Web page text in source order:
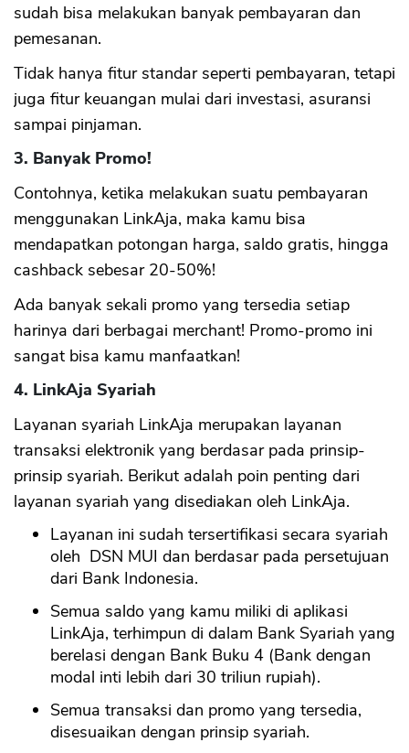
sudah bisa melakukan banyak pembayaran dan
pemesanan.
Tidak hanya fitur standar seperti pembayaran, tetapi
juga fitur keuangan mulai dari investasi, asuransi
sampai pinjaman.
3. Banyak Promo!
Contohnya, ketika melakukan suatu pembayaran
menggunakan LinkAja, maka kamu bisa
mendapatkan potongan harga, saldo gratis, hingga
cashback sebesar 20-50%!
Ada banyak sekali promo yang tersedia setiap
harinya dari berbagai merchant! Promo-promo ini
sangat bisa kamu manfaatkan!
4. LinkAja Syariah
Layanan syariah LinkAja merupakan layanan
transaksi elektronik yang berdasar pada prinsip-
prinsip syariah. Berikut adalah poin penting dari
layanan syariah yang disediakan oleh LinkAja.
Layanan ini sudah tersertifikasi secara syariah
oleh DSN MUI dan berdasar pada persetujuan
dari Bank Indonesia.
Semua saldo yang kamu miliki di aplikasi
LinkAja, terhimpun di dalam Bank Syariah yang
berelasi dengan Bank Buku 4 (Bank dengan
modal inti lebih dari 30 triliun rupiah).
Semua transaksi dan promo yang tersedia,
disesuaikan dengan prinsip syariah.